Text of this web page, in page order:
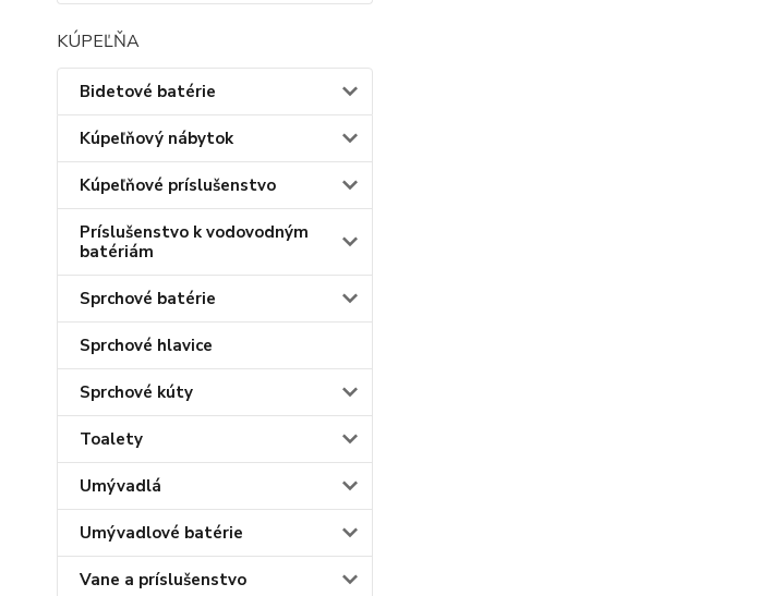
KÚPEĽŇA
Bidetové batérie
Kúpeľňový nábytok
Kúpeľňové príslušenstvo
Príslušenstvo k vodovodným
batériám
Sprchové batérie
Sprchové hlavice
Sprchové kúty
Toalety
Umývadlá
Umývadlové batérie
Vane a príslušenstvo